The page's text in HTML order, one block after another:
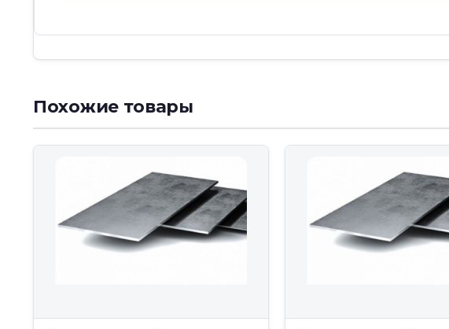
Похожие товары